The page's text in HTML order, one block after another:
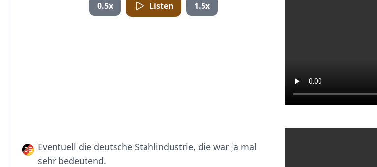
0.5x Listen 1.5x
Eventuell die deutsche Stahlindustrie, die war ja mal
sehr bedeutend.